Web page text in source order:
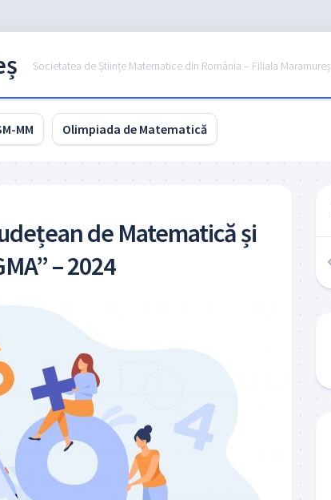
Societatea de Științe Matematice din România – Filiala Maramureș
MM Olimpiada de Matematică
de Matematică și
– 2024